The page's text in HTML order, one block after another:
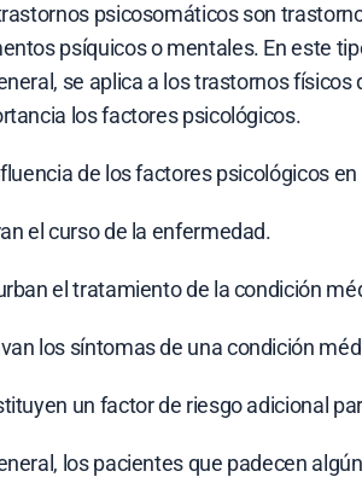
psicosomáticos son
psíquicos o mentales. En este
se aplica a los trastornos
los factores psicológicos.
de los factores psicológicos
el curso de la enfermedad.
el tratamiento de la condición
los síntomas de una condición
un factor de riesgo adicional
los pacientes que padecen